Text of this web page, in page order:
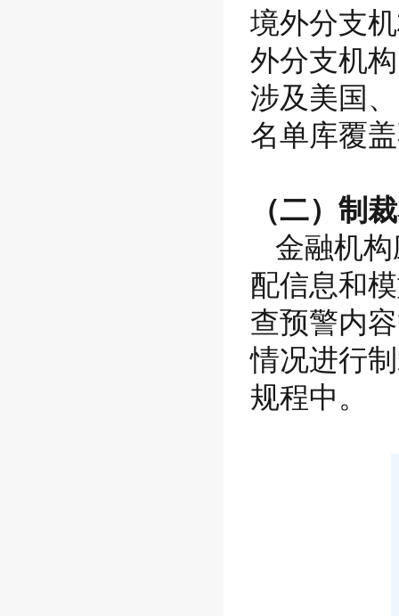
境外分支
外分支机
涉及美国
名单库覆
（二）制
金融机
配信息和
查预警内
情况进行
规程中。